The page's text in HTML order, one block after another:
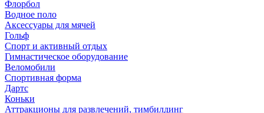
Флорбол
Водное поло
Аксессуары для мячей
Гольф
Спорт и активный отдых
Гимнастическое оборудование
Веломобили
Спортивная форма
Дартс
Коньки
Аттракционы для развлечений, тимбилдинг